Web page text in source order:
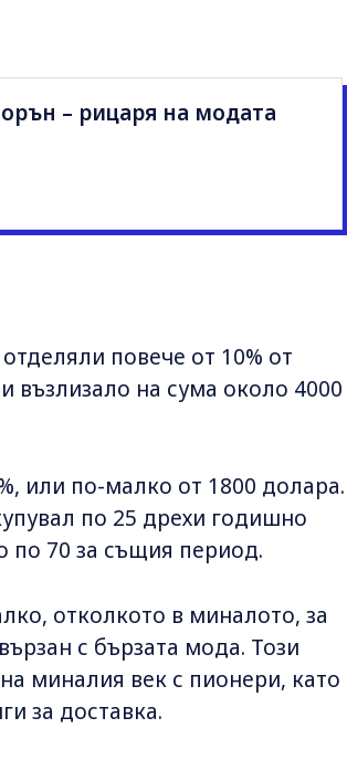
– рицаря на модата
повече от 10% от
възлизало на сума около 4000
или по-малко от 1800 долара.
по 25 дрехи годишно
по 70 за същия период.
отколкото в миналото, за
с бързата мода. Този
миналия век с пионери, като
за доставка.